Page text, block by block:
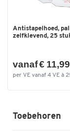
Antistapelhoed,
zelfklevend, 25
vanaf € 11,99
per VE vanaf 4 VE à
Toebehoren